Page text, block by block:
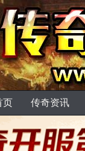
页 传奇资讯